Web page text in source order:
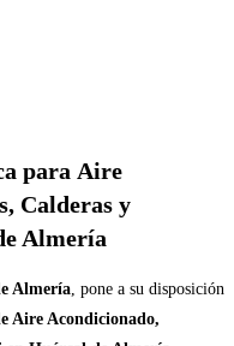
para Aire
Calderas y
Almería
Almería, pone a su disposición
Aire Acondicionado,